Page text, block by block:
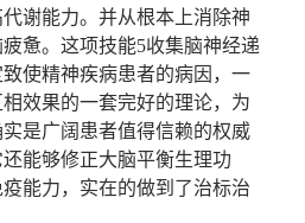
谢能力。并从根本上消除神
惫。这项技能5收集脑神经递
使精神疾病患者的病因，一
效果的一套完好的理论，为
是广阔患者值得信赖的权威
能够修正大脑平衡生理功
能力，实在的做到了治标治